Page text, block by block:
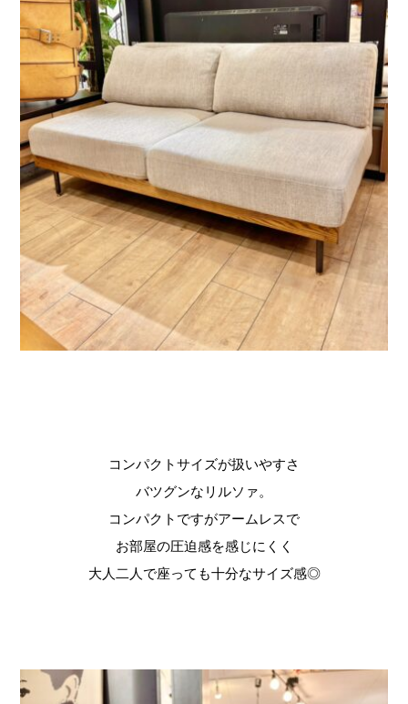
コンパクトサイズが扱いやすさ
バツグンなリルソァ。
コンパクトですがアームレスで
お部屋の圧迫感を感じにくく
大人二人で座っても十分なサイズ感◎